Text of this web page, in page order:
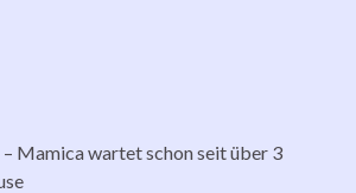
Mamica wartet schon seit über 3